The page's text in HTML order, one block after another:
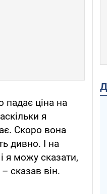
ціна на
я
Скоро вона
дивно. І на
я можу сказати,
сказав він.